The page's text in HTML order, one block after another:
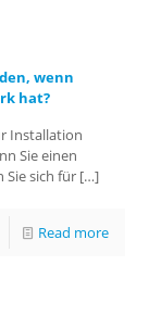
wenn
hat?
Installation
Sie einen
Sie sich für […]
Read more